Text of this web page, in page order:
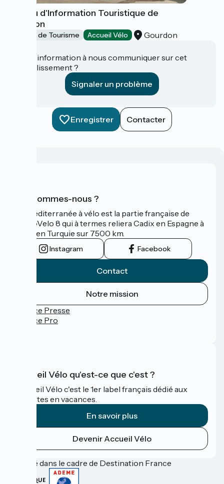
Bureau d'Information Touristique de
Gourdon
Offices de Tourisme Accueil Vélo Gourdon
Une information à nous communiquer sur cet
établissement ?
Signaler un problème
Enregistrer Contacter
Qui sommes-nous ?
La Méditerranée à vélo est la partie française de
l'EuroVelo 8 qui à termes reliera Cadix en Espagne à
Izmir en Turquie sur 7500 km.
Instagram Facebook
Contact
Notre mission
Espace Presse
Espace Pro
Accueil Vélo qu'est-ce que c'est ?
Accueil Vélo c'est le 1er label français dédié aux
cyclistes en vacances.
En savoir plus
Devenir Accueil Vélo
Financé dans le cadre de Destination France